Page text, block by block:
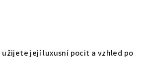
její luxusní pocit a vzhled po